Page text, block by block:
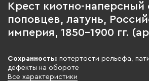
Крест киотно-наперсный
поповцев, латунь,
империя, 1850-1900 гг.
Сохранность: потертости рельефа,
дефекты на обороте
Все характеристики